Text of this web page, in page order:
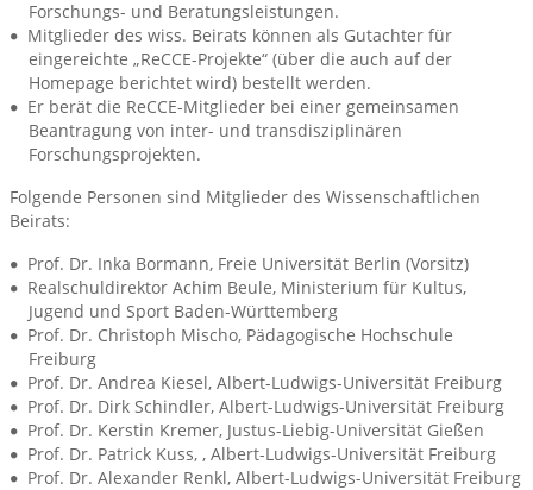
Forschungs- und Beratungsleistungen.
Mitglieder des wiss. Beirats können als Gutachter für
eingereichte „ReCCE-Projekte“ (über die auch auf der
Homepage berichtet wird) bestellt werden.
Er berät die ReCCE-Mitglieder bei einer gemeinsamen
Beantragung von inter- und transdisziplinären
Forschungsprojekten.
Folgende Personen sind Mitglieder des Wissenschaftlichen
Beirats:
Prof. Dr. Inka Bormann, Freie Universität Berlin (Vorsitz)
Realschuldirektor Achim Beule, Ministerium für Kultus,
Jugend und Sport Baden-Württemberg
Prof. Dr. Christoph Mischo, Pädagogische Hochschule
Freiburg
Prof. Dr. Andrea Kiesel, Albert-Ludwigs-Universität Freiburg
Prof. Dr. Dirk Schindler, Albert-Ludwigs-Universität Freiburg
Prof. Dr. Kerstin Kremer, Justus-Liebig-Universität Gießen
Prof. Dr. Patrick Kuss, , Albert-Ludwigs-Universität Freiburg
Prof. Dr. Alexander Renkl, Albert-Ludwigs-Universität Freiburg